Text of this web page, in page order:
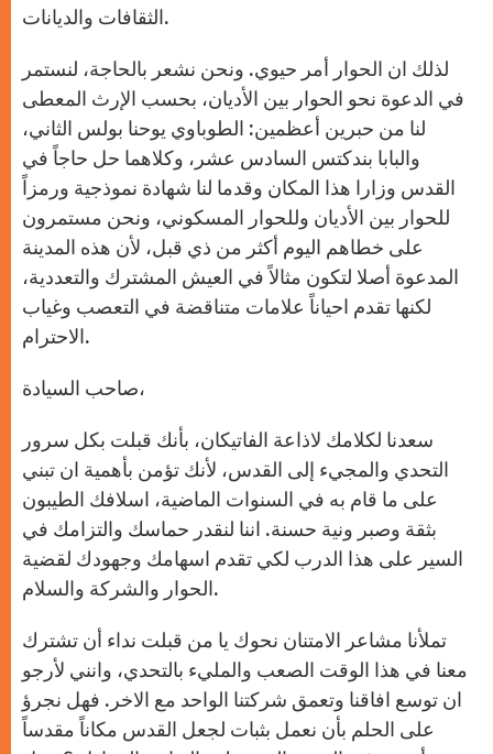
الثقافات والديانات.
لذلك ان الحوار أمر حيوي. ونحن نشعر بالحاجة، لنستمر
في الدعوة نحو الحوار بين الأديان، بحسب الإرث المعطى
لنا من حبرين أعظمين: الطوباوي يوحنا بولس الثاني،
والبابا بندكتس السادس عشر، وكلاهما حل حاجاً في
القدس وزارا هذا المكان وقدما لنا شهادة نموذجية ورمزاً
للحوار بين الأديان وللحوار المسكوني، ونحن مستمرون
على خطاهم اليوم أكثر من ذي قبل، لأن هذه المدينة
المدعوة أصلا لتكون مثالاً في العيش المشترك والتعددية،
لكنها تقدم احياناً علامات متناقضة في التعصب وغياب
الاحترام.
صاحب السيادة،
سعدنا لكلامك لاذاعة الفاتيكان، بأنك قبلت بكل سرور
التحدي والمجيء إلى القدس، لأنك تؤمن بأهمية ان تبني
على ما قام به في السنوات الماضية، اسلافك الطيبون
بثقة وصبر ونية حسنة. اننا لنقدر حماسك والتزامك في
السير على هذا الدرب لكي تقدم اسهامك وجهودك لقضية
الحوار والشركة والسلام.
تملأنا مشاعر الامتنان نحوك يا من قبلت نداء أن تشترك
معنا في هذا الوقت الصعب والمليء بالتحدي، وانني لأرجو
ان توسع افاقنا وتعمق شركتنا الواحد مع الاخر. فهل نجرؤ
على الحلم بأن نعمل بثبات لجعل القدس مكاناً مقدساً